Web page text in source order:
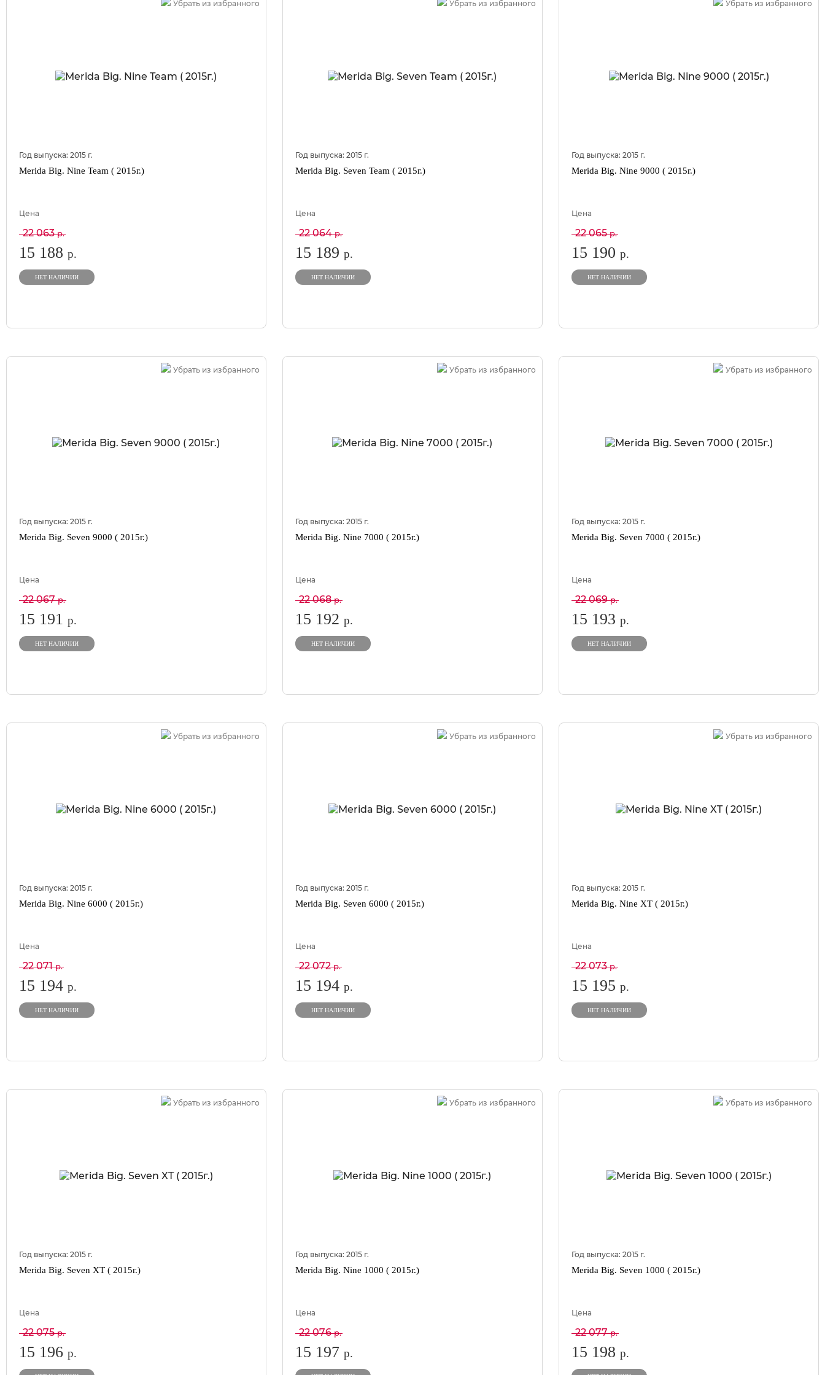
Убрать из избранного
Год выпуска: 2015 г.
Merida Big. Nine Team ( 2015г.)
Цена
22 063р.
15 188 р.
НЕТ НАЛИЧИИ
Убрать из избранного
Год выпуска:2015 г.
Merida Big. Seven Team ( 2015г.)
Цена
22 064р.
15 189р.
НЕТ НАЛИЧИИ
Убрать из избранного
Год выпуска:2015 г.
Merida Big. Nine 9000 ( 2015г.)
Цена
22 065р.
15 190р.
НЕТ НАЛИЧИИ
Убрать из избранного
Год выпуска: 2015 г.
Merida Big. Seven 9000 ( 2015г.)
Цена
22 067р.
15 191 р.
НЕТ НАЛИЧИИ
Убрать из избранного
Год выпуска:2015 г.
Merida Big. Nine 7000 ( 2015г.)
Цена
22 068р.
15 192р.
НЕТ НАЛИЧИИ
Убрать из избранного
Год выпуска:2015 г.
Merida Big. Seven 7000 ( 2015г.)
Цена
22 069р.
15 193р.
НЕТ НАЛИЧИИ
Убрать из избранного
Год выпуска: 2015 г.
Merida Big. Nine 6000 ( 2015г.)
Цена
22 071р.
15 194 р.
НЕТ НАЛИЧИИ
Убрать из избранного
Год выпуска:2015 г.
Merida Big. Seven 6000 ( 2015г.)
Цена
22 072р.
15 194р.
НЕТ НАЛИЧИИ
Убрать из избранного
Год выпуска:2015 г.
Merida Big. Nine XT ( 2015г.)
Цена
22 073р.
15 195р.
НЕТ НАЛИЧИИ
Убрать из избранного
Год выпуска: 2015 г.
Merida Big. Seven XT ( 2015г.)
Цена
22 075р.
15 196 р.
Убрать из избранного
Год выпуска:2015 г.
Merida Big. Nine 1000 ( 2015г.)
Цена
22 076р.
15 197р.
Убрать из избранного
Год выпуска:2015 г.
Merida Big. Seven 1000 ( 2015г.)
Цена
22 077р.
15 198р.